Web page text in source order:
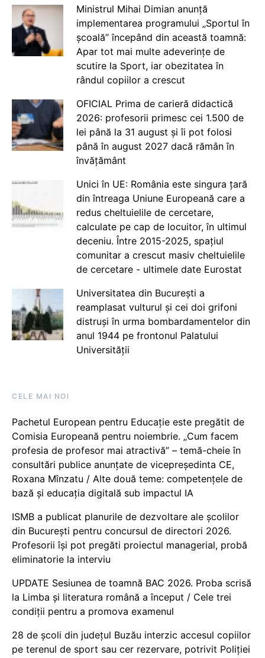
Ministrul Mihai Dimian anunță
implementarea programului „Sportul în
școală” începând din această toamnă:
Apar tot mai multe adeverințe de
scutire la Sport, iar obezitatea în
rândul copiilor a crescut
OFICIAL Prima de carieră didactică
2026: profesorii primesc cei 1.500 de
lei până la 31 august și îi pot folosi
până în august 2027 dacă rămân în
învățământ
Unici în UE: România este singura țară
din întreaga Uniune Europeană care a
redus cheltuielile de cercetare,
calculate pe cap de locuitor, în ultimul
deceniu. Între 2015-2025, spațiul
comunitar a crescut masiv cheltuielile
de cercetare - ultimele date Eurostat
Universitatea din București a
reamplasat vulturul și cei doi grifoni
distruși în urma bombardamentelor din
anul 1944 pe frontonul Palatului
Universității
CELE MAI NOI
Pachetul European pentru Educație este pregătit de
Comisia Europeană pentru noiembrie. „Cum facem
profesia de profesor mai atractivă” – temă-cheie în
consultări publice anunțate de vicepreședinta CE,
Roxana Mînzatu / Alte două teme: competențele de
bază și educația digitală sub impactul IA
ISMB a publicat planurile de dezvoltare ale școlilor
din București pentru concursul de directori 2026.
Profesorii își pot pregăti proiectul managerial, probă
eliminatorie la interviu
UPDATE Sesiunea de toamnă BAC 2026. Proba scrisă
la Limba și literatura română a început / Cele trei
condiții pentru a promova examenul
28 de școli din județul Buzău interzic accesul copiilor
pe terenul de sport sau cer rezervare, potrivit Poliției